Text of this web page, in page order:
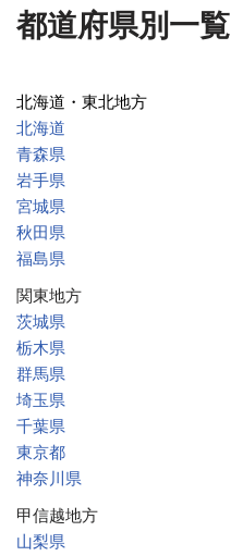
都道府県別一覧
北海道・東北地方
北海道
青森県
岩手県
宮城県
秋田県
福島県
関東地方
茨城県
栃木県
群馬県
埼玉県
千葉県
東京都
神奈川県
甲信越地方
山梨県